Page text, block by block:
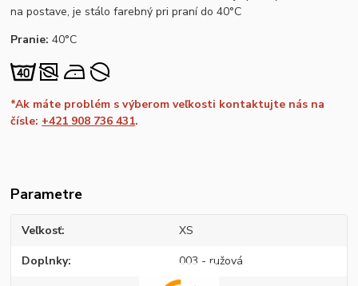
na postave, je stálo farebný pri praní do 40°C
Pranie:40°C
*Ak máte problém s výberom veľkosti kontaktujte nás na
čísle: +421 908 736 431.
Parametre
Veľkosť XS
Doplnky 003 - ružová